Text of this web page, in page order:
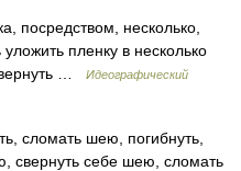
посредством, несколько,
пленку в несколько
…
Идеографический
сломать шею, погибнуть,
свернуть себе шею, сломать